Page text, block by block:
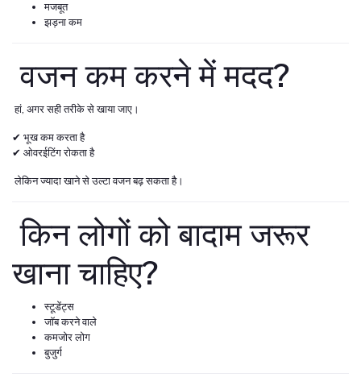
मजबूत
झड़ना कम
वजन कम करने में मदद?
हां, अगर सही तरीके से खाया जाए।
✔ भूख कम करता है
✔ ओवरईटिंग रोकता है
लेकिन ज्यादा खाने से उल्टा वजन बढ़ सकता है।
किन लोगों को बादाम जरूर
खाना चाहिए?
स्टूडेंट्स
जॉब करने वाले
कमजोर लोग
बुजुर्ग